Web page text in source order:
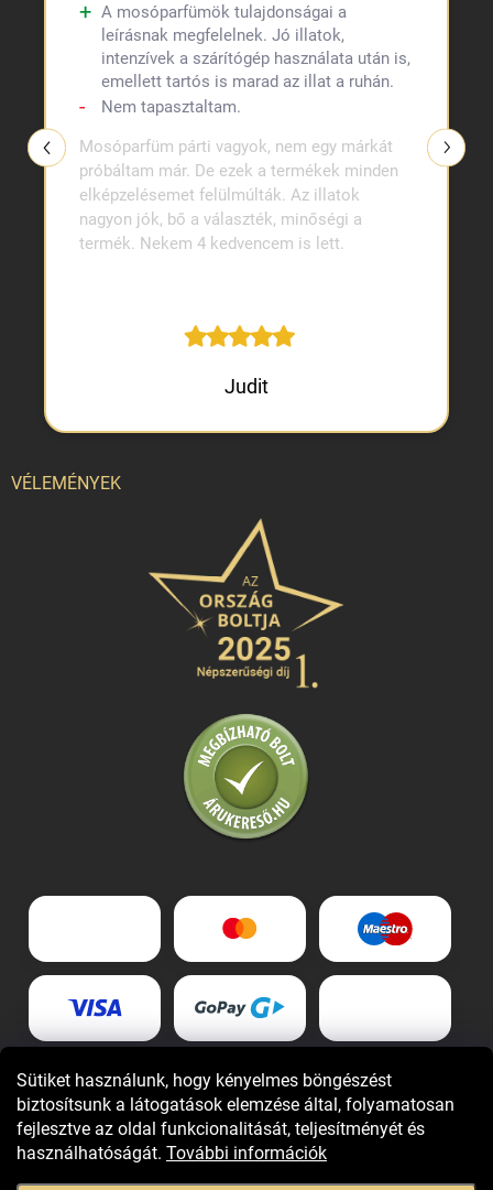
Sütiket használunk, hogy kényelmes böngészést
biztosítsunk a látogatások elemzése által, folyamatosan
fejlesztve az oldal funkcionalitását, teljesítményét és
használhatóságát. További információk
A mosóparfümök tulajdonságai a
leírásnak megfelelnek. Jó illatok,
intenzívek a szárítógép használata után is,
emellett tartós is marad az illat a ruhán.
Nem tapasztaltam.
Mosóparfüm párti vagyok, nem egy márkát
próbáltam már. De ezek a termékek minden
elképzelésemet felülmúlták. Az illatok
nagyon jók, bő a választék, minőségi a
termék. Nekem 4 kedvencem is lett.
Judit
VÉLEMÉNYEK